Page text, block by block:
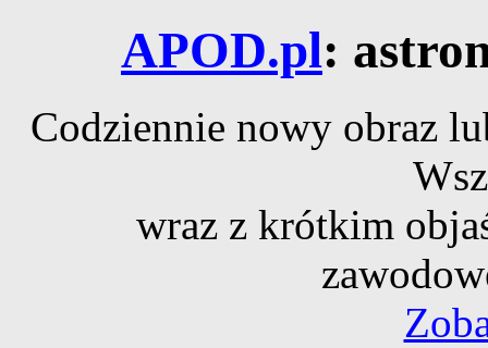
APOD.pl:
Codziennie nowy obraz
wraz z krótkim